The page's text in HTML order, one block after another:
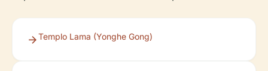
Templo Lama (Yonghe Gong)